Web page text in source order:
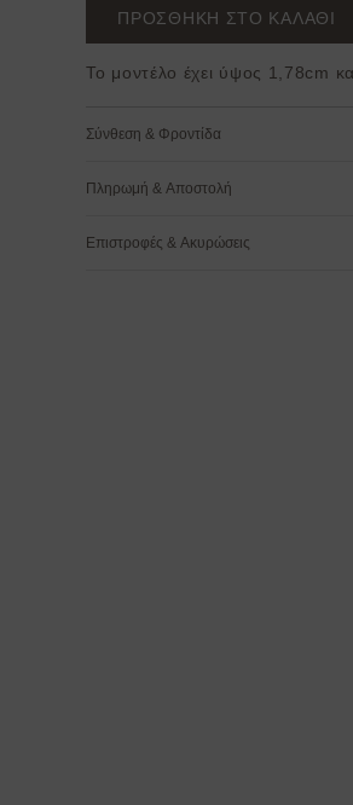
ΠΡΟΣΘΗΚΗ ΣΤΟ ΚΑΛΑΘΙ
Το μοντέλο έχει ύψος 1,78cm
Σύνθεση & Φροντίδα
Πληρωμή & Αποστολή
Επιστροφές & Ακυρώσεις